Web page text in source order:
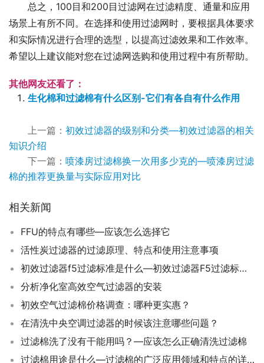
总之，100目和200目过滤网在过滤精度、通量和应用
场景上有所不同。在选择和使用过滤网时，要根据具体要求
和实际情况进行合理的选型，以提高过滤效果和工作效率。
希望以上建议能对您在过滤网选购和使用过程中有所帮助。
其他网友还看了：
生化棉和过滤棉有什么区别-它们有各自有什么作用
上一篇： 初效过滤器的级别和分类—初效过滤器的相关
知识介绍
下一篇： 喷漆房过滤棉换一次用多少克的—喷漆房过滤
棉的推荐更换量与实际应用对比
相关新闻
FFU的特点有哪些—应该怎么选择它
活性炭过滤器的过滤原理、特点和使用注意事项
初效过滤器f5过滤标准是什么—初效过滤器F5过滤标准详解
分析净化室高效空气过滤器的安装
初效空气过滤棉价格调查：哪种更实惠？
在清洗中央空调过滤器的时候该注意哪些问题？
过滤棉洗了没有干能用吗？—应该怎么正确清洗过滤棉
过滤棉用途是什么—过滤棉的广泛应用领域和特点的详细介绍